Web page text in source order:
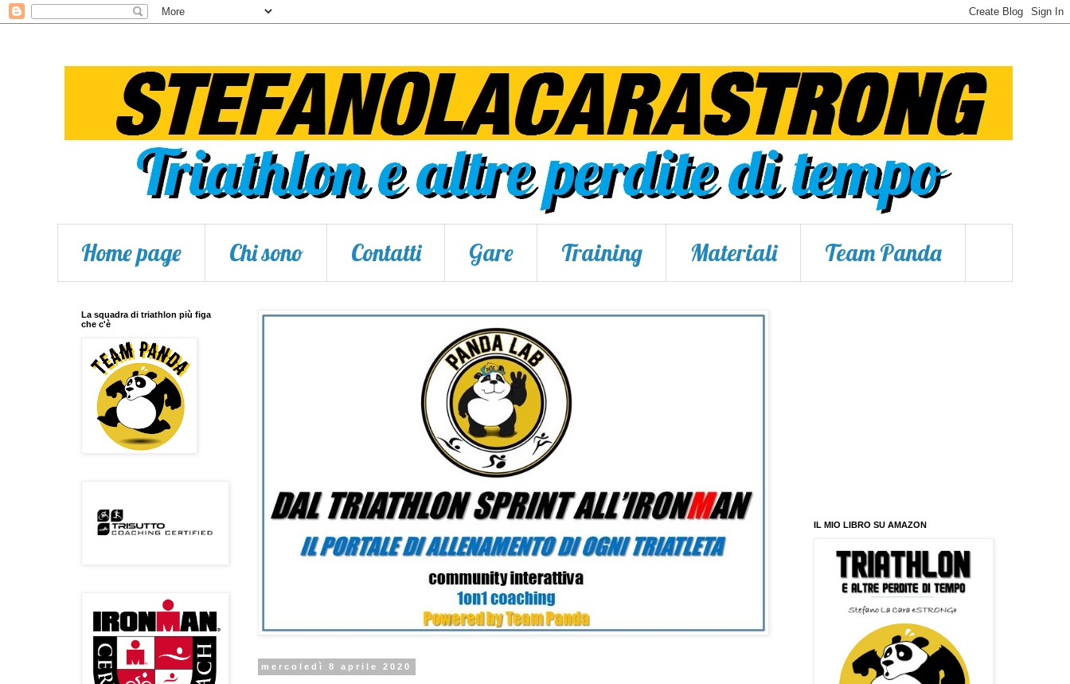
Home page Chi sono Contatti Gare Training Materiali Team Panda
mercoledì 8 aprile 2020
La squadra di triathlon più figa
che c'è
IL MIO LIBRO SU AMAZON